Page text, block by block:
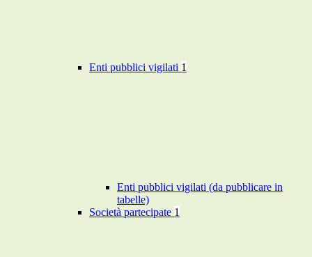
Enti pubblici vigilati 1
Enti pubblici vigilati (da pubblicare in
tabelle)
Società partecipate 1